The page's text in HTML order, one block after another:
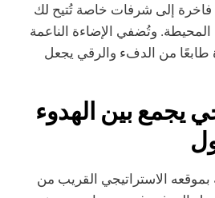
إلى شرفات خاصة تُتيح لك
المحيطة. وتُضفي الإضاءة الناعمة
طابعًا من الدفء والرقي يجعل
يجمع بين الهدوء
بموقعه الاستراتيجي القريب من